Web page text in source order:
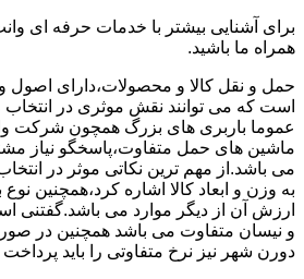
برای آشنایی بیشتر با خدمات حرفه ای
همراه ما باشید.
حمل و نقل کالا و محصولات،دارای اصول
است که می توانند نقش موثری در انتخاب
عموما باربری های بزرگ همچون شرکت
ماشین های حمل متفاوت،پاسخگو نیاز
می باشد.از مهم ترین نکاتی موثر در
به وزن و ابعاد کالا اشاره کرد،همچنین
ارزش آن از دیگر موارد می باشد.گفتنی
و نیسان متفاوت می باشد همچنین در
دورن شهر نیز نرخ متفاوتی را باید